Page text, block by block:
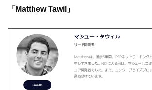
「Matthew Tawil」